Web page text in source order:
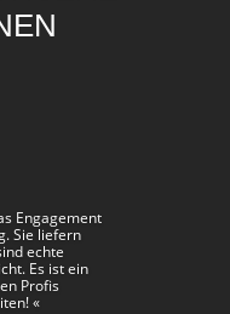
Engagement
Sie liefern
echte
Es ist ein
Profis
«